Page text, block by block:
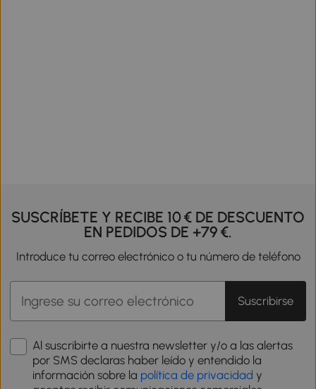
SUSCRÍBETE Y RECIBE 10 € DE DESCUENTO
EN PEDIDOS DE +79 €.
Introduce tu correo electrónico o tu número de teléfono
Suscribirse
Al suscribirte a nuestra newsletter y/o a las alertas
por SMS declaras haber leído y entendido la
información sobre la política de privacidad y